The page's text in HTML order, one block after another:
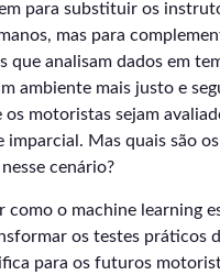
para substituir os
mas para
que analisam dados em
ambiente mais justo e
os motoristas sejam
imparcial. Mas quais são
cenário?
como o machine learning
os testes práticos
para os futuros